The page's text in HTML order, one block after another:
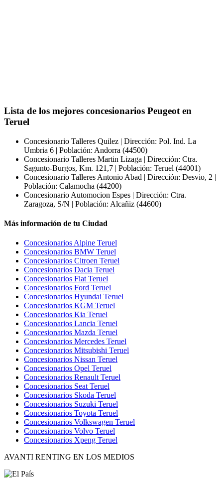
Lista de los mejores concesionarios Peugeot en
Teruel
Concesionario Talleres Quilez | Dirección: Pol. Ind. La
Umbria 6 | Población: Andorra (44500)
Concesionario Talleres Martin Lizaga | Dirección: Ctra.
Sagunto-Burgos, Km. 121,7 | Población: Teruel (44001)
Concesionario Talleres Antonio Abad | Dirección: Desvio, 2 |
Población: Calamocha (44200)
Concesionario Automocion Espes | Dirección: Ctra.
Zaragoza, S/N | Población: Alcañiz (44600)
Más información de tu Ciudad
Concesionarios Alpine Teruel
Concesionarios BMW Teruel
Concesionarios Citroen Teruel
Concesionarios Dacia Teruel
Concesionarios Fiat Teruel
Concesionarios Ford Teruel
Concesionarios Hyundai Teruel
Concesionarios KGM Teruel
Concesionarios Kia Teruel
Concesionarios Lancia Teruel
Concesionarios Mazda Teruel
Concesionarios Mercedes Teruel
Concesionarios Mitsubishi Teruel
Concesionarios Nissan Teruel
Concesionarios Opel Teruel
Concesionarios Renault Teruel
Concesionarios Seat Teruel
Concesionarios Skoda Teruel
Concesionarios Suzuki Teruel
Concesionarios Toyota Teruel
Concesionarios Volkswagen Teruel
Concesionarios Volvo Teruel
Concesionarios Xpeng Teruel
AVANTI RENTING EN LOS MEDIOS